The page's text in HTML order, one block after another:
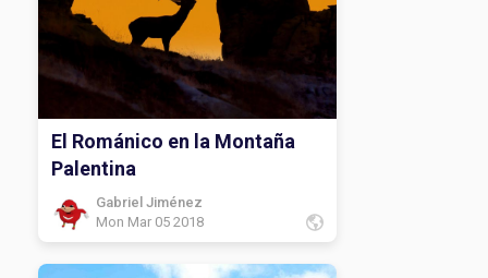
El Románico en la Montaña
Palentina
Gabriel Jiménez
Mon Mar 05 2018